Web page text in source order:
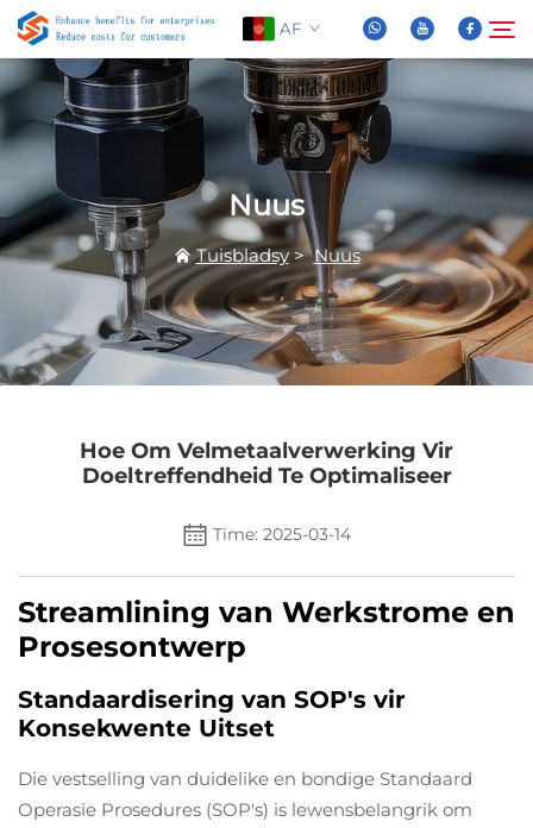
AF
Oor Ons
Produkte
FAQ
Soek
Nuus
Tuisbladsy>Nuus
Hoe Om Velmetaalverwerking Vir
Doeltreffendheid Te Optimaliseer
Time: 2025-03-14
Streamlining van Werkstrome en
Prosesontwerp
Standaardisering van SOP's vir
Konsekwente Uitset
Die vestselling van duidelike en bondige Standaard
Operasie Prosedures (SOP's) is lewensbelangrik om